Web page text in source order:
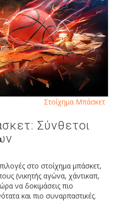
Σύνθετοι
στο στοίχημα μπάσκετ,
(νικητής αγώνα, χάντικαπ,
να δοκιμάσεις πιο
και πιο συναρπαστικές.
Στοίχημα Μπάσκετ